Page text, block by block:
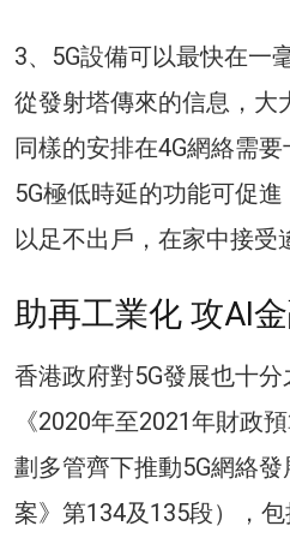
3、5G設備可以最快在一
從發射塔傳來的信息，大
同樣的安排在4G網絡需要
5G極低時延的功能可促
以足不出戶，在家中接受
助再工業化 攻AI
香港政府對5G發展也十
《2020年至2021年財政
劃多管齊下推動5G網絡
案》第134及135段），